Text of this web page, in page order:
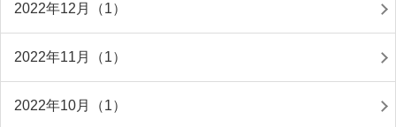
2022年12月（1）
2022年11月（1）
2022年10月（1）